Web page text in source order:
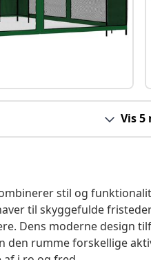
Vis 5
stil og
til skyggefulde
Dens moderne design
den rumme forskellige